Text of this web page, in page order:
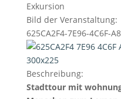
Exkursion
Bild der Veranstaltung:
625CA2F4-7E96-4C6F-
Beschreibung:
Stadttour mit